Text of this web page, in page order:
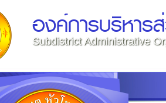
องค์การบริหาร
Subdistrict Administrative